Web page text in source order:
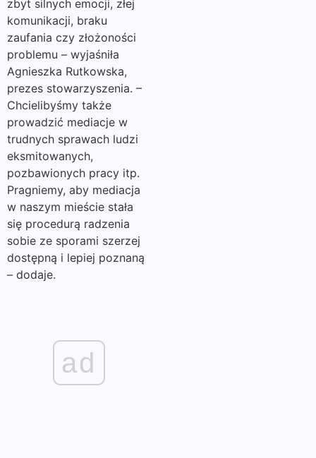
zbyt silnych emocji, złej
komunikacji, braku
zaufania czy złożoności
problemu – wyjaśniła
Agnieszka Rutkowska,
prezes stowarzyszenia. –
Chcielibyśmy także
prowadzić mediacje w
trudnych sprawach ludzi
eksmitowanych,
pozbawionych pracy itp.
Pragniemy, aby mediacja
w naszym mieście stała
się procedurą radzenia
sobie ze sporami szerzej
dostępną i lepiej poznaną
– dodaje.
ad